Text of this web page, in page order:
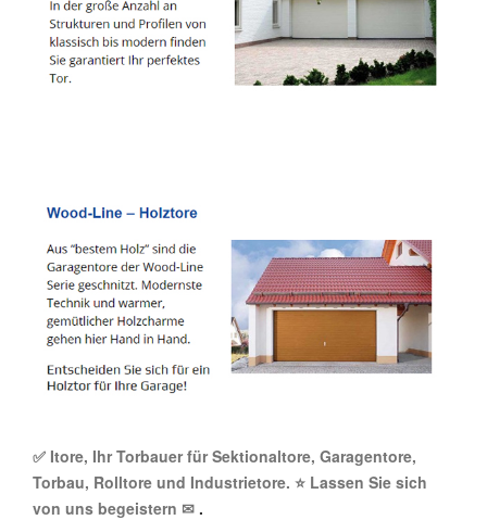
✅ Itore, Ihr Torbauer für Sektionaltore, Garagentore,
Torbau, Rolltore und Industrietore. ⭐ Lassen Sie sich
von uns begeistern ✉ .